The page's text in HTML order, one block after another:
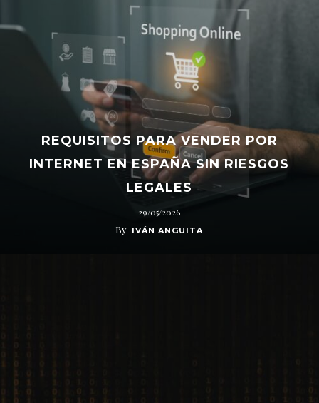
REQUISITOS PARA VENDER POR
INTERNET EN ESPAÑA SIN RIESGOS
LEGALES
29/05/2026
By IVÁN ANGUITA